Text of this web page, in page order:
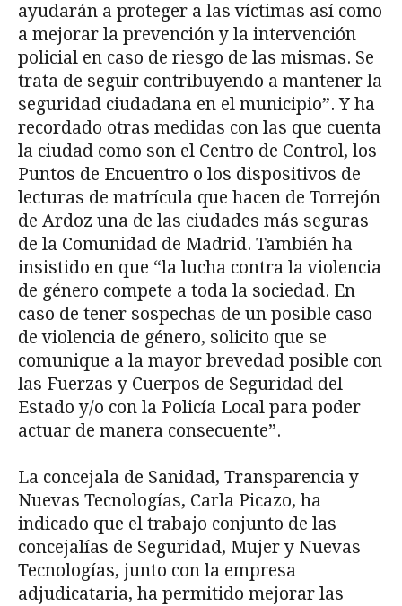
ayudarán a proteger a las víctimas así como
a mejorar la prevención y la intervención
policial en caso de riesgo de las mismas. Se
trata de seguir contribuyendo a mantener la
seguridad ciudadana en el municipio”. Y ha
recordado otras medidas con las que cuenta
la ciudad como son el Centro de Control, los
Puntos de Encuentro o los dispositivos de
lecturas de matrícula que hacen de Torrejón
de Ardoz una de las ciudades más seguras
de la Comunidad de Madrid. También ha
insistido en que “la lucha contra la violencia
de género compete a toda la sociedad. En
caso de tener sospechas de un posible caso
de violencia de género, solicito que se
comunique a la mayor brevedad posible con
las Fuerzas y Cuerpos de Seguridad del
Estado y/o con la Policía Local para poder
actuar de manera consecuente”.
La concejala de Sanidad, Transparencia y
Nuevas Tecnologías, Carla Picazo, ha
indicado que el trabajo conjunto de las
concejalías de Seguridad, Mujer y Nuevas
Tecnologías, junto con la empresa
adjudicataria, ha permitido mejorar las